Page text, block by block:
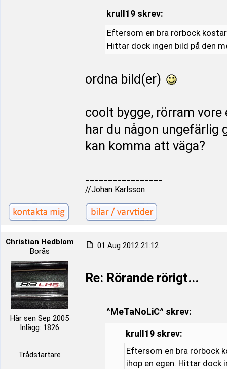
krull19 skrev:
Eftersom en bra rörbock
Hittar dock ingen bild på den
ordna bild(er)
coolt bygge, rörram
har du någon ungefärlig
kan komma att väga?
//Johan Karlsson
Christian Hedblom
Borås
Här sen Sep 2005
Inlägg: 1826
Trådstartare
01 Aug 2012 21:12
Re: Rörande rörigt...
^MeTaNoLiC^ skrev:
krull19 skrev:
Eftersom en bra rörbock
ihop en egen. Hittar dock